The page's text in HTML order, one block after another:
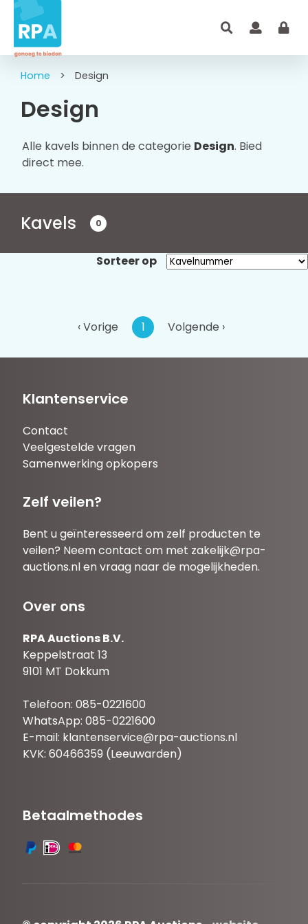
Home > Design
Design
Alle kavels binnen de categorie Design. Bied
direct mee.
Kavels 0
Sorteer op
‹ Vorige 1 Volgende ›
Klantenservice
Contact
Veelgestelde vragen
Samenwerking opkopers
Zelf veilen?
Bent u geïnteresseerd om zelf producten te
veilen? Neem contact om met zakelijk@rpa-
auctions.nlen vraag naar de mogelijkheden.
Over ons
RPA Auctions B.V.
Keppelstraat 13
9101 MT Dokkum
Telefoon: 085-0221600
WhatsApp: 085-0221600
E-mail: klantenservice@rpa-auctions.nl
KVK: 60466359 (Leeuwarden)
Betaalmethodes